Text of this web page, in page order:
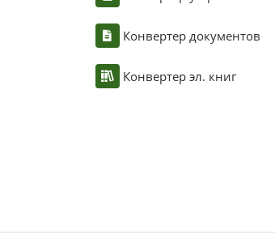
Конвертер документов
Конвертер эл. книг